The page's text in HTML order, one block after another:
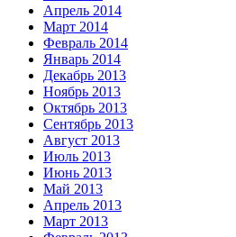
Апрель 2014
Март 2014
Февраль 2014
Январь 2014
Декабрь 2013
Ноябрь 2013
Октябрь 2013
Сентябрь 2013
Август 2013
Июль 2013
Июнь 2013
Май 2013
Апрель 2013
Март 2013